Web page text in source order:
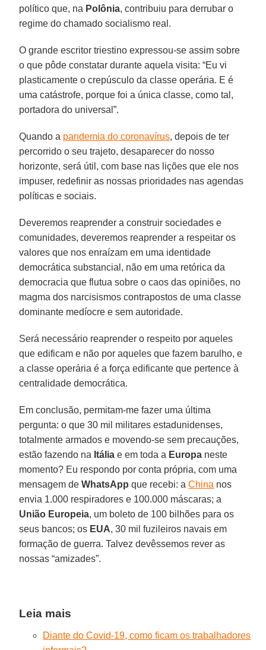
político que, na Polônia, contribuiu para derrubar o
regime do chamado socialismo real.
O grande escritor triestino expressou-se assim sobre
o que pôde constatar durante aquela visita: “Eu vi
plasticamente o crepúsculo da classe operária. E é
uma catástrofe, porque foi a única classe, como tal,
portadora do universal”.
Quando a pandemia do coronavírus, depois de ter
percorrido o seu trajeto, desaparecer do nosso
horizonte, será útil, com base nas lições que ele nos
impuser, redefinir as nossas prioridades nas agendas
políticas e sociais.
Deveremos reaprender a construir sociedades e
comunidades, deveremos reaprender a respeitar os
valores que nos enraízam em uma identidade
democrática substancial, não em uma retórica da
democracia que flutua sobre o caos das opiniões, no
magma dos narcisismos contrapostos de uma classe
dominante medíocre e sem autoridade.
Será necessário reaprender o respeito por aqueles
que edificam e não por aqueles que fazem barulho, e
a classe operária é a força edificante que pertence à
centralidade democrática.
Em conclusão, permitam-me fazer uma última
pergunta: o que 30 mil militares estadunidenses,
totalmente armados e movendo-se sem precauções,
estão fazendo na Itália e em toda a Europa neste
momento? Eu respondo por conta própria, com uma
mensagem deWhatsApp que recebi: aChina nos
envia 1.000 respiradores e 100.000 máscaras; a
União Europeia, um boleto de 100 bilhões para os
seus bancos; os EUA, 30 mil fuzileiros navais em
formação de guerra. Talvez devêssemos rever as
nossas “amizades”.
Leia mais
Diante do Covid-19, como ficam os trabalhadores